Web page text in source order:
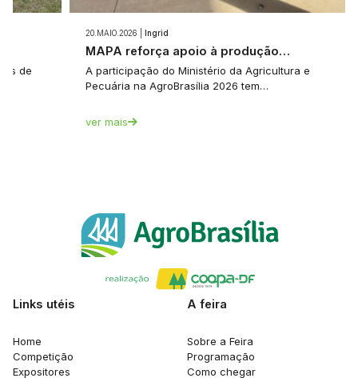
de
20.MAIO.2026 | Ingrid
MAPA reforça apoio à produção…
A participação do Ministério da Agricultura e
Pecuária na AgroBrasília 2026 tem…
ver mais
Links utéis
Home
Competição
Expositores
A feira
Sobre a Feira
Programação
Como chegar